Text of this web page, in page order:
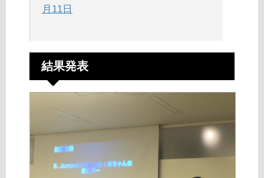
月11日
結果発表